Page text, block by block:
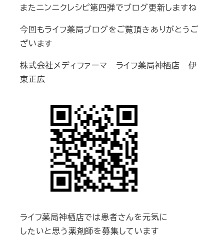
またニンニクレシピ第四弾でブログ更新しますね
今回もライフ薬局ブログをご覧頂きありがとうご
ざいます
株式会社メディファーマ ライフ薬局神栖店 伊
東正広
ライフ薬局神栖店では患者さんを元気に
したいと思う薬剤師を募集しています